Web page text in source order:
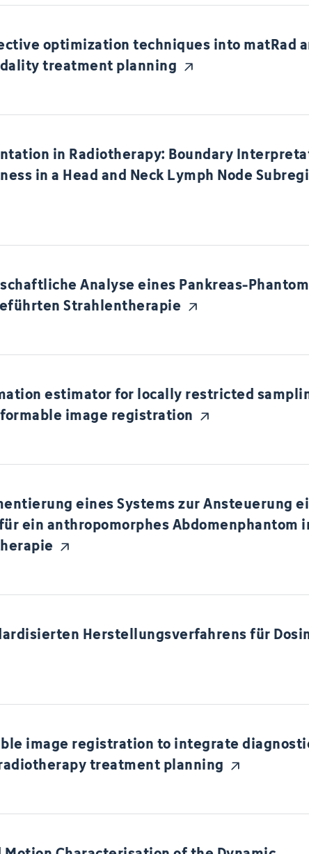
optimization techniques into matRad
treatment planning
in Radiotherapy: Boundary
in a Head and Neck Lymph Node
Analyse eines Pankreas-
Strahlentherapie
estimator for locally restricted
image registration
eines Systems zur Ansteuerung
ein anthropomorphes Abdomenphantom
Herstellungsverfahrens für
image registration to integrate
treatment planning